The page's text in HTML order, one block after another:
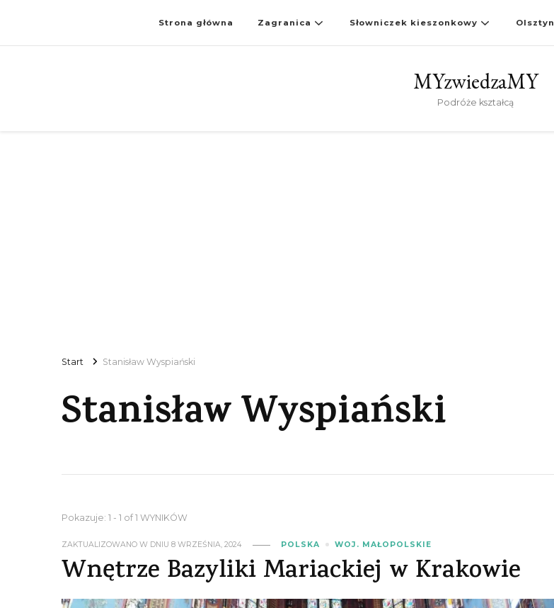
Strona główna Zagranica Słowniczek kieszonkowy Olsztyn
MYzwiedzaMY
Podróże kształcą
Start Stanisław Wyspiański
Stanisław Wyspiański
Pokazuje: 1 - 1 of 1 WYNIKÓW
ZAKTUALIZOWANO W DNIU8 WRZEŚNIA, 2024 POLSKA WOJ. MAŁOPOLSKIE
Wnętrze Bazyliki Mariackiej w Krakowie